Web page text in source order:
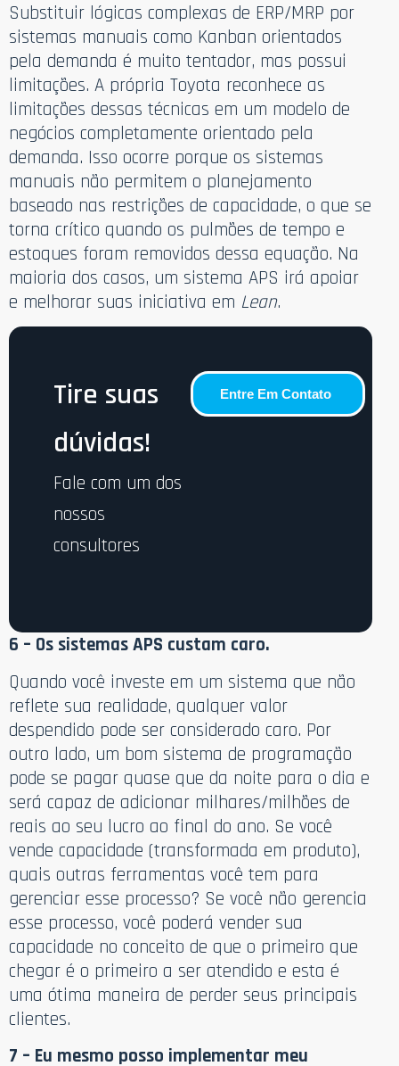
Substituir lógicas complexas de ERP/MRP por
sistemas manuais como Kanban orientados
pela demanda é muito tentador, mas possui
limitações. A própria Toyota reconhece as
limitações dessas técnicas em um modelo de
negócios completamente orientado pela
demanda. Isso ocorre porque os sistemas
manuais não permitem o planejamento
baseado nas restrições de capacidade, o que se
torna crítico quando os pulmões de tempo e
estoques foram removidos dessa equação. Na
maioria dos casos, um sistema APS irá apoiar
e melhorar suas iniciativa em Lean.
Tire suas
dúvidas!
Fale com um dos
nossos
consultores
Entre Em Contato
6 – Os sistemas APS custam caro.
Quando você investe em um sistema que não
reflete sua realidade, qualquer valor
despendido pode ser considerado caro. Por
outro lado, um bom sistema de programação
pode se pagar quase que da noite para o dia e
será capaz de adicionar milhares/milhões de
reais ao seu lucro ao final do ano. Se você
vende capacidade (transformada em produto),
quais outras ferramentas você tem para
gerenciar esse processo? Se você não gerencia
esse processo, você poderá vender sua
capacidade no conceito de que o primeiro que
chegar é o primeiro a ser atendido e esta é
uma ótima maneira de perder seus principais
clientes.
7 – Eu mesmo posso implementar meu